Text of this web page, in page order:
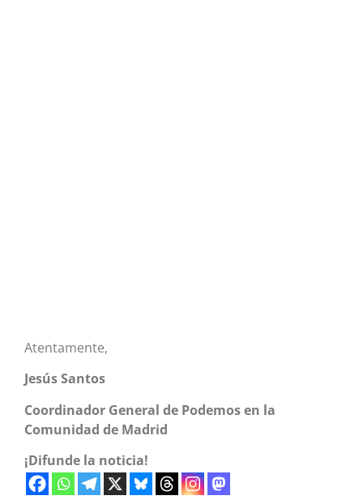
Atentamente,
Jesús Santos
Coordinador General de Podemos en la
Comunidad de Madrid
¡Difunde la noticia!